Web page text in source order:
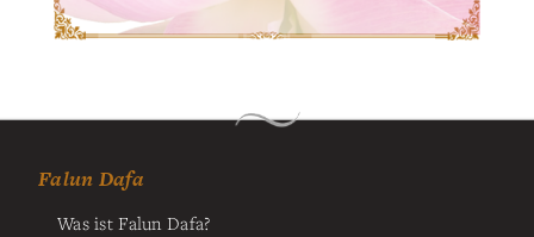
Falun Dafa
Was ist Falun Dafa?